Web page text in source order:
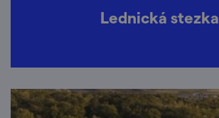
Lednická stezka